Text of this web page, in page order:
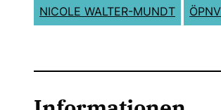
NICOLE WALTER-MUNDT ÖPNV